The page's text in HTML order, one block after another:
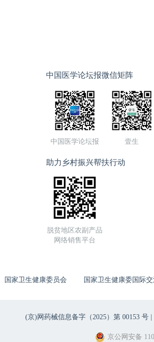
中国医学论坛报微信矩阵
中国医学论坛报 壹生
助力乡村振兴帮扶行动
脱贫地区农副产品
网络销售平台
国家卫生健康委员会 国家卫生健康委国际
(京)网药械信息备字（2025）第 00153 号 |
京公网安备